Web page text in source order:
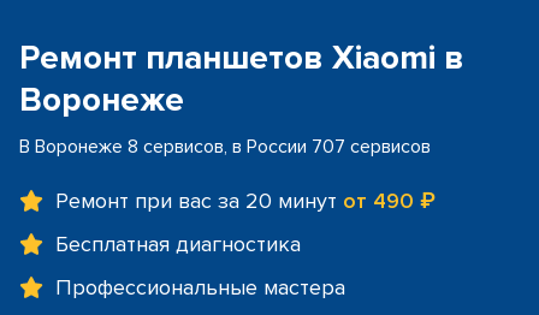
Ремонт планшетов Xiaomi в
Воронеже
В Воронеже 8 сервисов, в России 707 сервисов
Ремонт при вас за 20 минут от 490 ₽
Бесплатная диагностика
Профессиональные мастера